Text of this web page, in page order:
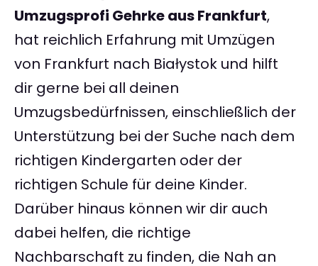
Umzugsprofi Gehrke aus Frankfurt,
hat reichlich Erfahrung mit Umzügen
von Frankfurt nach Białystok und hilft
dir gerne bei all deinen
Umzugsbedürfnissen, einschließlich der
Unterstützung bei der Suche nach dem
richtigen Kindergarten oder der
richtigen Schule für deine Kinder.
Darüber hinaus können wir dir auch
dabei helfen, die richtige
Nachbarschaft zu finden, die Nah an